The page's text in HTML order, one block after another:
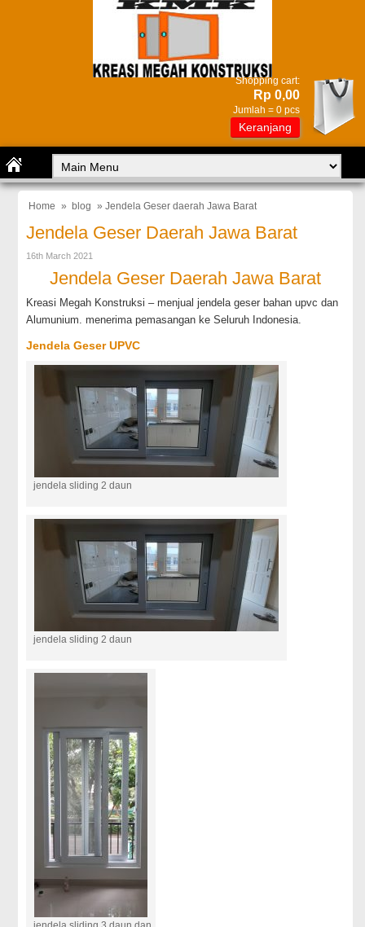
Shopping cart:
Rp 0,00
Jumlah = 0 pcs
Keranjang
Home » blog » Jendela Geser daerah Jawa Barat
Jendela Geser Daerah Jawa Barat
16th March 2021
Jendela Geser Daerah Jawa Barat
Kreasi Megah Konstruksi – menjual jendela geser bahan upvc dan
Alumunium. menerima pemasangan ke Seluruh Indonesia.
Jendela Geser UPVC
jendela sliding 2 daun
jendela sliding 2 daun